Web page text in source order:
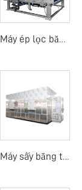
Máy ép lọc băng tải trống quay
Máy sấy băng tải nhiệt độ thấp bằng bơm nhiệt